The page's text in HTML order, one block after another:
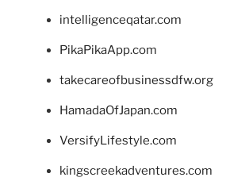
intelligenceqatar.com
PikaPikaApp.com
takecareofbusinessdfw.org
HamadaOfJapan.com
VersifyLifestyle.com
kingscreekadventures.com